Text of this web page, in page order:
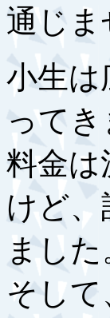
通じま
小生は
って
料金は
けど
ました
そし